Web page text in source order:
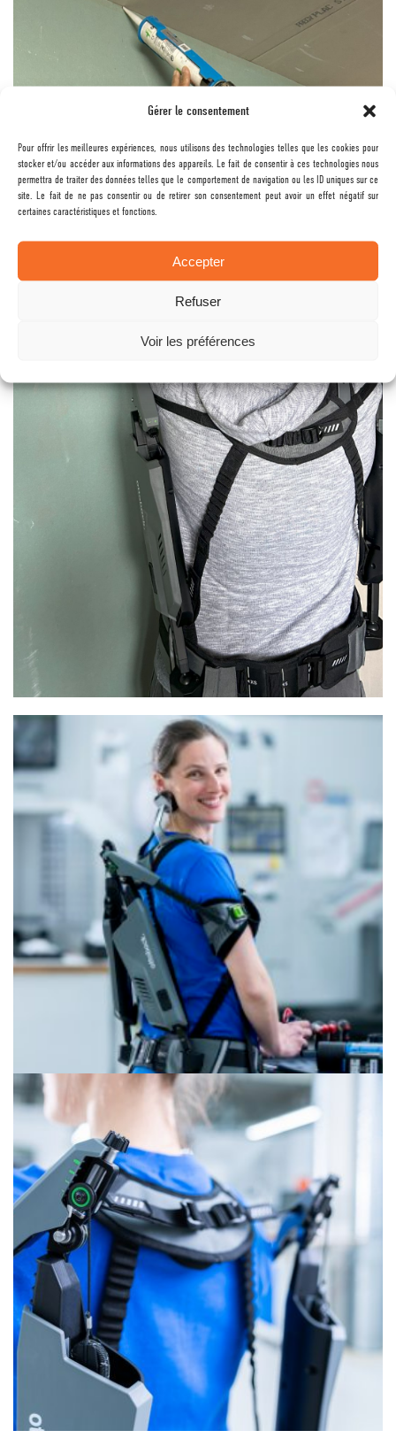
Gérer le consentement
Pour offrir les meilleures expériences, nous utilisons des technologies telles que les cookies pour
stocker et/ou accéder aux informations des appareils. Le fait de consentir à ces technologies nous
permettra de traiter des données telles que le comportement de navigation ou les ID uniques sur ce
site. Le fait de ne pas consentir ou de retirer son consentement peut avoir un effet négatif sur
certaines caractéristiques et fonctions.
Accepter
Refuser
Voir les préférences